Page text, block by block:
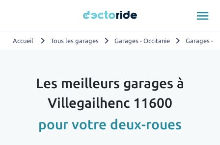
menu
Accueil chevron_right Tous les garages chevron_right Garages - Occitanie chevron_right Garages -
Les meilleurs garages à
Villegailhenc 11600
pour votre deux-roues